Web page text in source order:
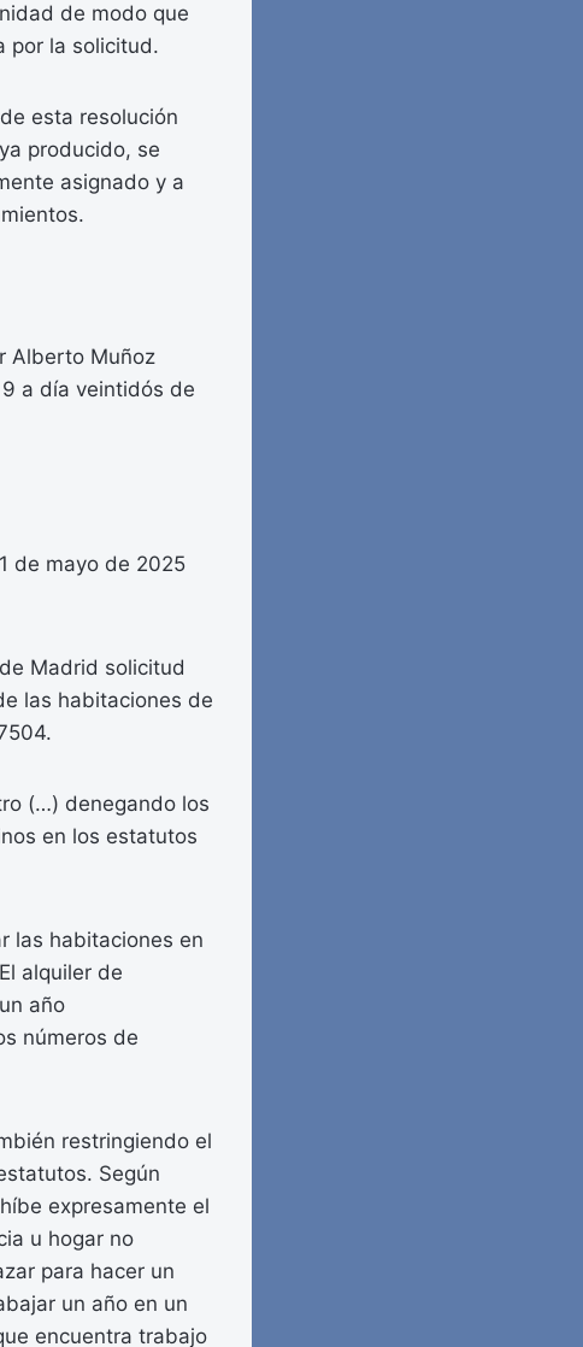
de modo que
por la solicitud.
esta resolución
producido, se
asignado y a
Alberto Muñoz
a día veintidós de
de mayo de 2025
Madrid solicitud
las habitaciones de
(…) denegando los
en los estatutos
las habitaciones en
alquiler de
año
números de
restringiendo el
Según
expresamente el
u hogar no
para hacer un
un año en un
encuentra trabajo